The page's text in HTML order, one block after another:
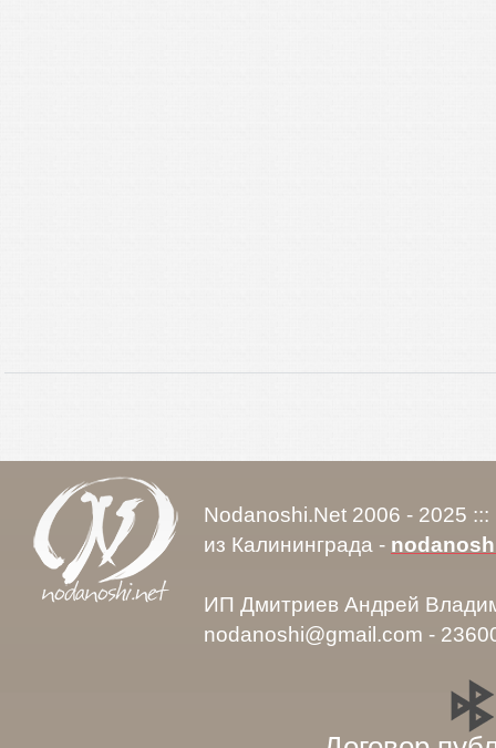
Nodanoshi.Net 2006 - 2025
из Калининграда -
ИП Дмитриев Андрей
nodanoshi@gmail.com -